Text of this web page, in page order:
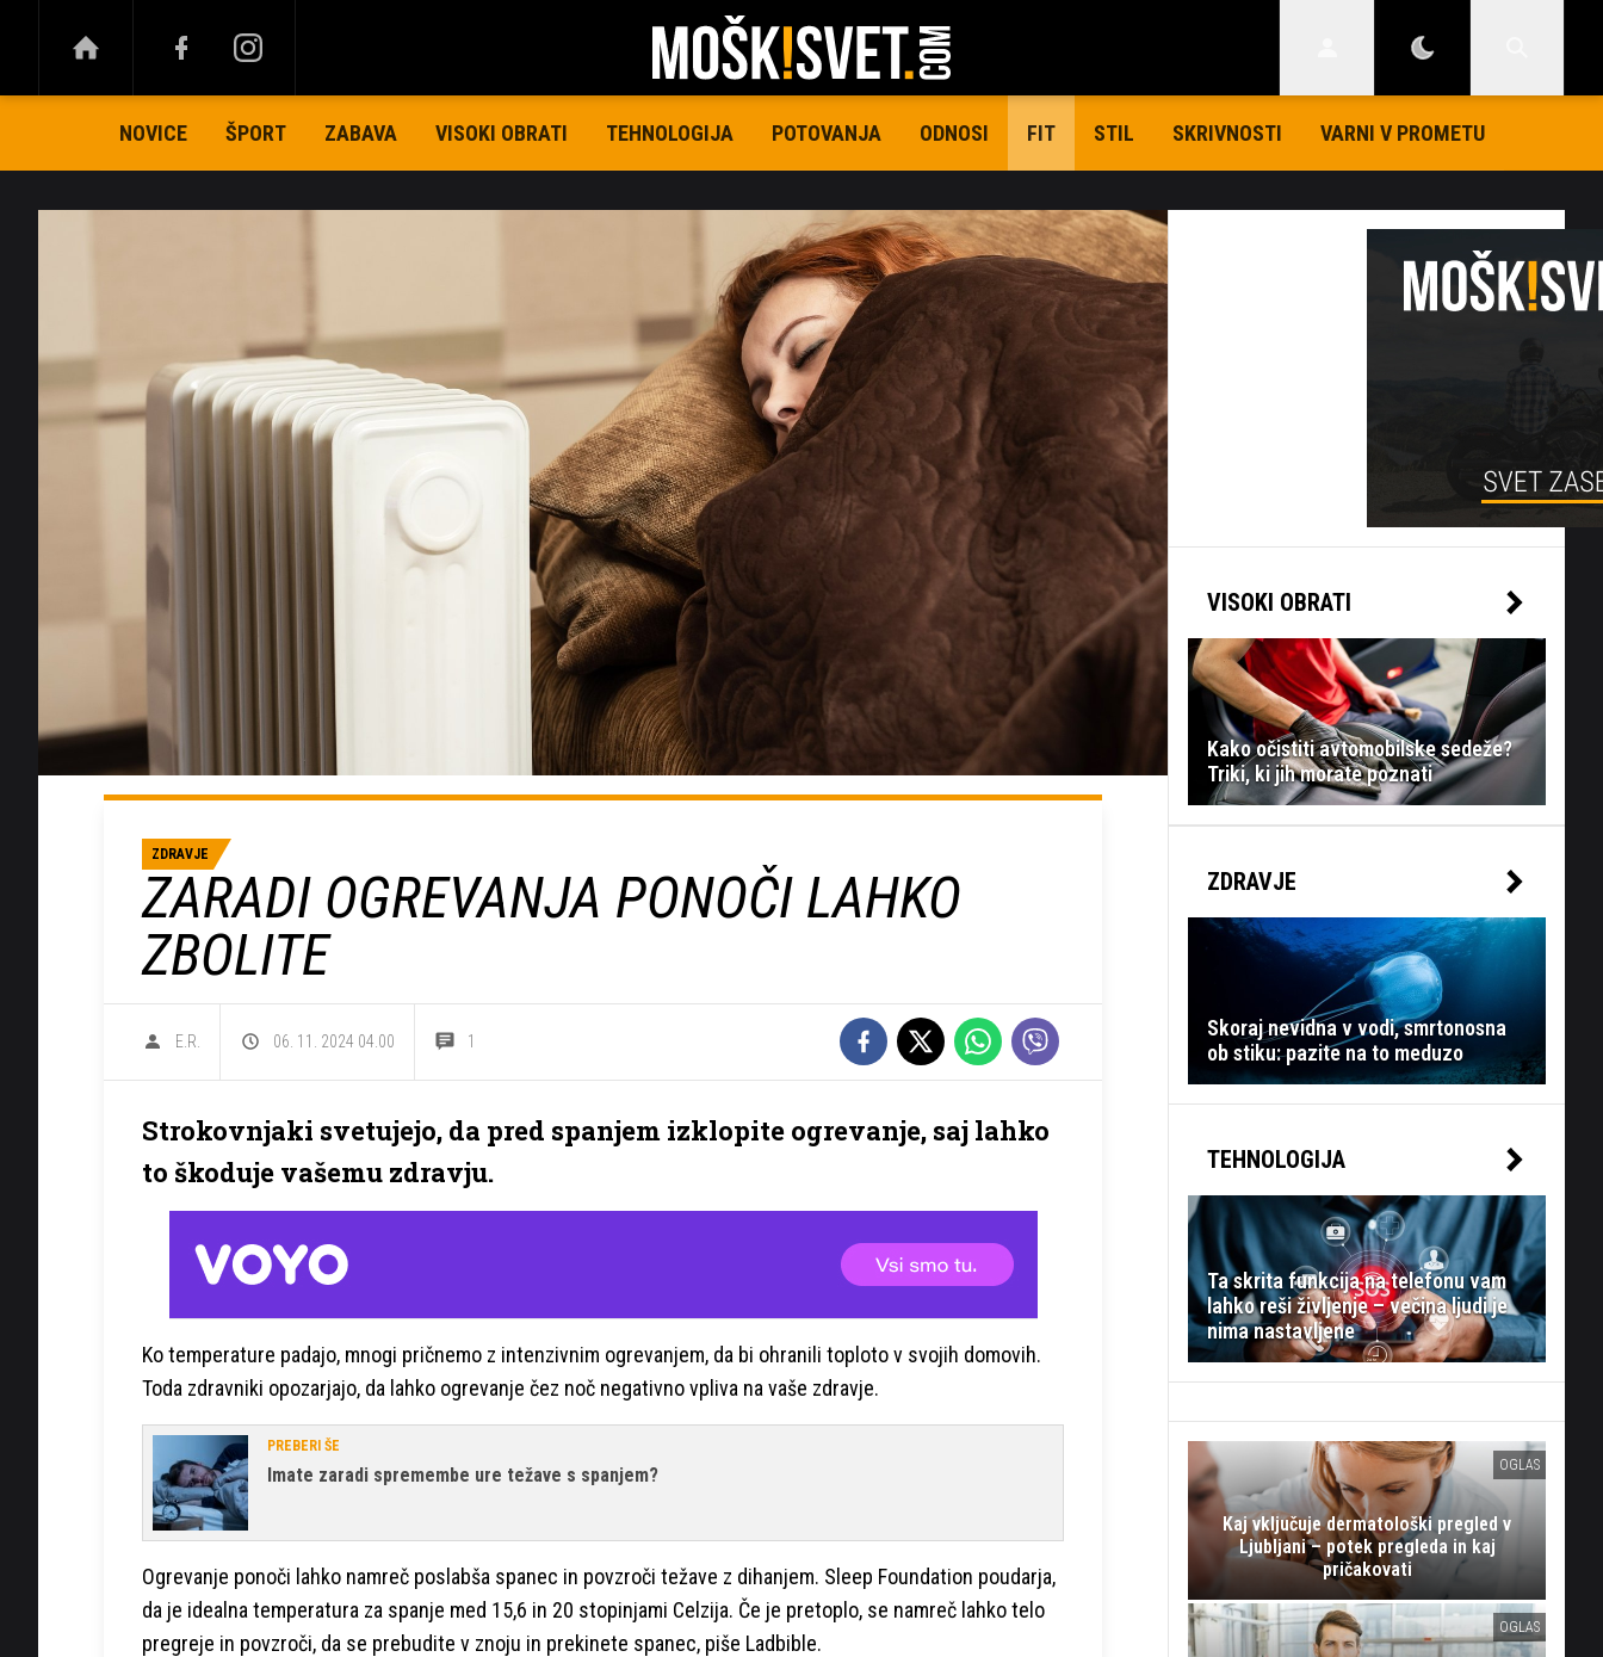
NOVICE ŠPORT ZABAVA VISOKI OBRATI TEHNOLOGIJA POTOVANJA ODNOSI FIT STIL SKRIVNOSTI VARNI V PROMETU
ZDRAVJE
ZARADI OGREVANJA PONOČI LAHKO
ZBOLITE
E.R. 06. 11. 2024 04.00 1
Strokovnjaki svetujejo, da pred spanjem izklopite ogrevanje, saj lahko
to škoduje vašemu zdravju.
Ko temperature padajo, mnogi pričnemo z intenzivnim ogrevanjem, da bi ohranili toploto v svojih domovih.
Toda zdravniki opozarjajo, da lahko ogrevanje čez noč negativno vpliva na vaše zdravje.
PREBERI ŠE
Imate zaradi spremembe ure težave s spanjem?
Ogrevanje ponoči lahko namreč poslabša spanec in povzroči težave z dihanjem. Sleep Foundation poudarja,
da je idealna temperatura za spanje med 15,6 in 20 stopinjami Celzija. Če je pretoplo, se namreč lahko telo
pregreje in povzroči, da se prebudite v znoju in prekinete spanec, piše Ladbible.
VISOKI OBRATI
Kako očistiti avtomobilske sedeže?
Triki, ki jih morate poznati
ZDRAVJE
Skoraj nevidna v vodi, smrtonosna
ob stiku: pazite na to meduzo
TEHNOLOGIJA
Ta skrita funkcija na telefonu vam
lahko reši življenje – večina ljudi je
nima nastavljene
OGLAS
Kaj vključuje dermatološki pregled v
Ljubljani – potek pregleda in kaj
pričakovati
OGLAS